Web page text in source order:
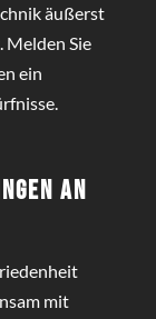
äußerst
Melden Sie
ein
an
mit